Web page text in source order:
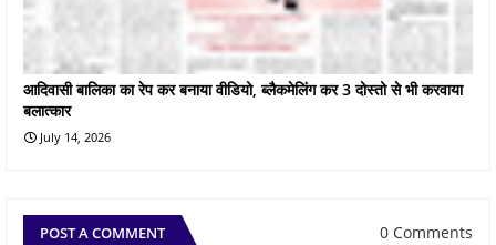
आदिवासी बालिका का रेप कर बनाया वीडियो, ब्लैकमेलिंग कर 3 दोस्तो से भी करवाया
बलात्कार
July 14, 2026
POST A COMMENT 0 Comments